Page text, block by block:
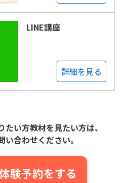
LINE講座
詳細を見る
い方教材を見たい方は、
合わせください。
験予約をする